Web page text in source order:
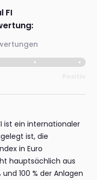
FI
ist ein internationaler
ist, die
in Euro
hauptsächlich aus
100 % der Anlagen